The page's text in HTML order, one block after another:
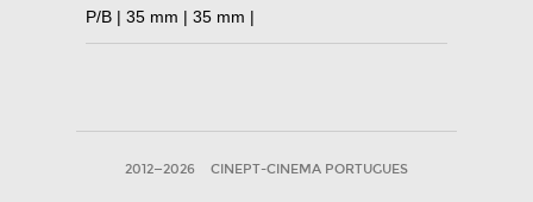
P/B | 35 mm | 35 mm |
2012—2026 CINEPT-CINEMA PORTUGUES